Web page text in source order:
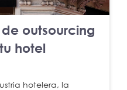
outsourcing
hotel
hotelera, la